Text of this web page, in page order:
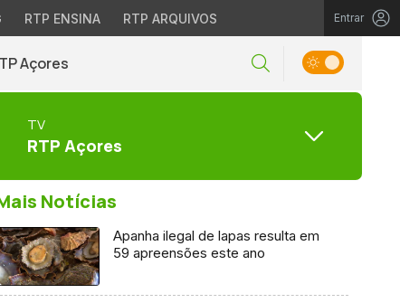
RTP ENSINA RTP ARQUIVOS Entrar
Açores
TV
RTP Açores
Notícias
Apanha ilegal de lapas resulta em
59 apreensões este ano